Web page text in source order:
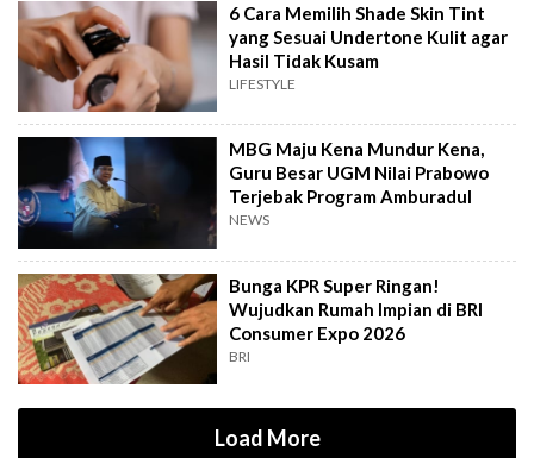
6 Cara Memilih Shade Skin Tint
yang Sesuai Undertone Kulit agar
Hasil Tidak Kusam
LIFESTYLE
MBG Maju Kena Mundur Kena,
Guru Besar UGM Nilai Prabowo
Terjebak Program Amburadul
NEWS
Bunga KPR Super Ringan!
Wujudkan Rumah Impian di BRI
Consumer Expo 2026
BRI
Load More